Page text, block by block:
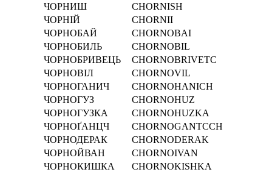
ЧОРНИШ
CHORNISH
ЧОРНІЙ
CHORNІI
ЧОРНОБАЙ
CHORNOBAI
ЧОРНОБИЛЬ
CHORNOBIL
ЧОРНОБРИВЕЦЬ
CHORNOBRIVETC
ЧОРНОВІЛ
CHORNOVІL
ЧОРНОГАНИЧ
CHORNOHANICH
ЧОРНОГУЗ
CHORNOHUZ
ЧОРНОГУЗКА
CHORNOHUZKA
ЧОРНОҐАНЦЧ
CHORNOGANTCCH
ЧОРНОДЕРАК
CHORNODERAK
ЧОРНОЙВАН
CHORNOIVAN
ЧОРНОКИШКА
CHORNOKISHKA